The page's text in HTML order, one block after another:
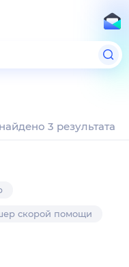
3 результата
скорой помощи